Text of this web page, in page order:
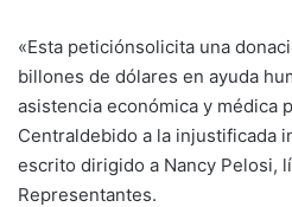
«Esta peticiónsolicita una
billones de dólares en ayuda
asistencia económica y médica
Centraldebido a la injustificada
escrito dirigido a Nancy Pelosi,
Representantes.